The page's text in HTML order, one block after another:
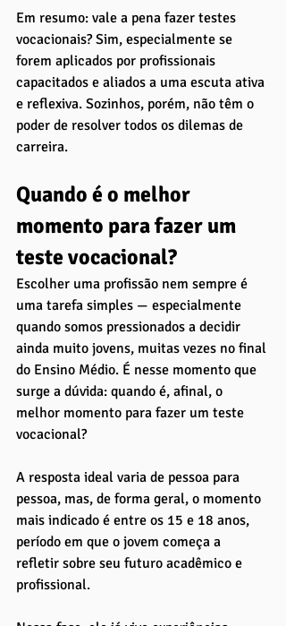
Em resumo: vale a pena fazer testes
vocacionais? Sim, especialmente se
forem aplicados por profissionais
capacitados e aliados a uma escuta ativa
e reflexiva. Sozinhos, porém, não têm o
poder de resolver todos os dilemas de
carreira.
Quando é o melhor
momento para fazer um
teste vocacional?
Escolher uma profissão nem sempre é
uma tarefa simples — especialmente
quando somos pressionados a decidir
ainda muito jovens, muitas vezes no final
do Ensino Médio. É nesse momento que
surge a dúvida: quando é, afinal, o
melhor momento para fazer um teste
vocacional?
A resposta ideal varia de pessoa para
pessoa, mas, de forma geral, o momento
mais indicado é entre os 15 e 18 anos,
período em que o jovem começa a
refletir sobre seu futuro acadêmico e
profissional.